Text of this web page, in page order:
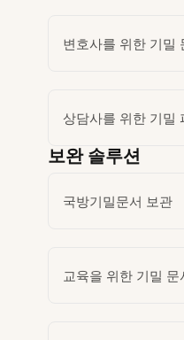
변호사를 위한 기밀
상담사를 위한 기밀
보완 솔루션
국방기밀문서 보관
교육을 위한 기밀 문